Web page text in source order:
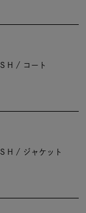
H / コート
H / ジャケット